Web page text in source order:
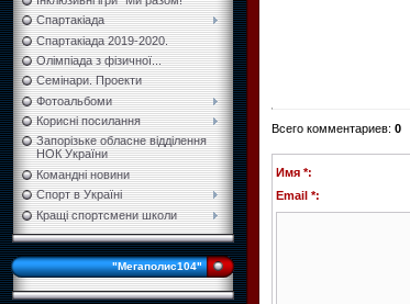
Спартакіада
Спартакіада 2019-2020.
Олімпіада з фізичної...
Семінари. Проекти
Фотоальбоми
Корисні посилання
Запорізьке обласне відділення
НОК України
Командні новини
Спорт в Україні
Кращі спортсмени школи
"Мегаполис104"
Всего комментариев: 0
Имя *:
Email *: